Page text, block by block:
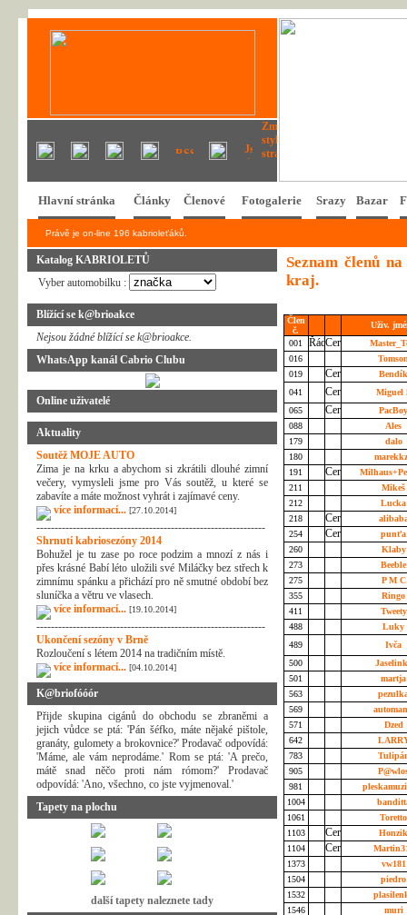
Hlavní stránka Články Členové Fotogalerie Srazy Bazar
Právě je on-line 196 kabrioleťáků.
Katalog KABRIOLETŮ
Vyber automobilku :
Blížící se k@brioakce
Nejsou žádné blížící se k@brioakce.
WhatsApp kanál Cabrio Clubu
Online uživatelé
Aktuality
Soutěž MOJE AUTO
Zima je na krku a abychom si zkrátili dlouhé zimní
večery, vymysleli jsme pro Vás soutěž, u které se
zabavíte a máte možnost vyhrát i zajímavé ceny.
více informací... [27.10.2014]
---------------------------------------------------------------
Shrnutí kabriosezóny 2014
Bohužel je tu zase po roce podzim a mnozí z nás i
přes krásné Babí léto uložili své Miláčky bez střech k
zimnímu spánku a přichází pro ně smutné období bez
sluníčka a větru ve vlasech.
více informací... [19.10.2014]
---------------------------------------------------------------
Ukončení sezóny v Brně
Rozloučení s létem 2014 na tradičním místě.
více informací... [04.10.2014]
K@briofóóór
Přijde skupina cigánů do obchodu se zbraněmi a
jejich vůdce se ptá: 'Pán šéfko, máte nějaké pištole,
granáty, gulomety a brokovnice?' Prodavač odpovídá:
'Máme, ale vám neprodáme.' Rom se ptá: 'A prečo,
mátě snad něčo proti nám rómom?' Prodavač
odpovídá: 'Ano, všechno, co jste vyjmenoval.'
Tapety na plochu
další tapety naleznete tady
Seznam členů
kraj.
Člen
č.
Uživ.
001
016
019
041
Miguel
065
088
Ales
179
dalo
180
191
211
Mikeš
212
218
254
260
273
275
P M
355
Ringo
411
488
Luky
489
Ivča
500
501
563
569
571
Dzed
642
783
905
981
1004
1061
1103
1104
1373
1504
1532
1546
muri